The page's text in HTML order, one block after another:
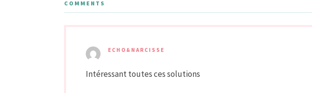
COMMENTS
ECHO&NARCISSE
Intéressant toutes ces solutions